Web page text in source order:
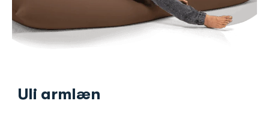
Uli armlæn